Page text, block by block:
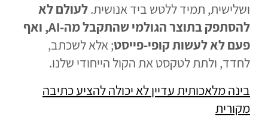
ושלישית, תמיד ללטש ביד אנושית.לעולם לא
להסתפק בתוצר הגולמי שהתקבל מה-AI, ואף
פעם לא לעשות קופי-פייסט; אלא לשכתב,
לחדד, ולתת לטקסט את הקול הייחודי שלנו.
בינה מלאכותית עדיין לא יכולה להציע כתיבה
מקורית